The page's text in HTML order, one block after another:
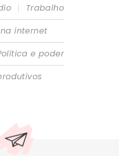
|
Trabalho
internet
e poder